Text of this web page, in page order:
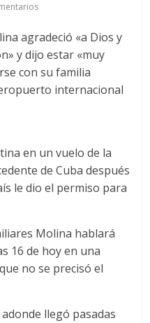
agradeció «a Dios y
y dijo estar «muy
con su familia
internacional
en un vuelo de la
de Cuba después
le dio el permiso para
Molina hablará
16 de hoy en una
no se precisó el
llegó pasadas